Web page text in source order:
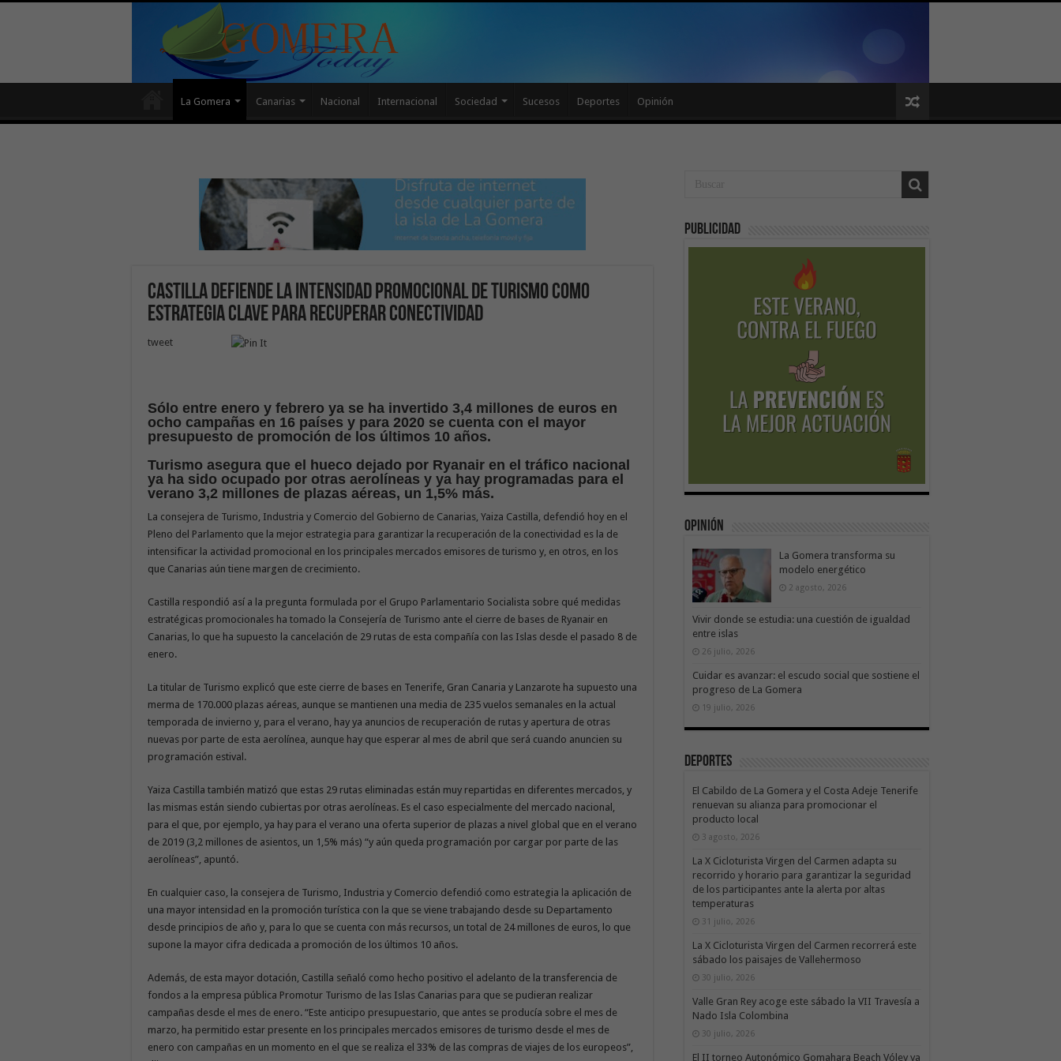
La Gomera Canarias Nacional Internacional Sociedad Sucesos Deportes Opinión
Castilla defiende la intensidad promocional de Turismo como
estrategia clave para recuperar conectividad
tweet
Sólo entre enero y febrero ya se ha invertido 3,4 millones de euros en
ocho campañas en 16 países y para 2020 se cuenta con el mayor
presupuesto de promoción de los últimos 10 años.
Turismo asegura que el hueco dejado por Ryanair en el tráfico nacional
ya ha sido ocupado por otras aerolíneas y ya hay programadas para el
verano 3,2 millones de plazas aéreas, un 1,5% más.
La consejera de Turismo, Industria y Comercio del Gobierno de Canarias, Yaiza Castilla, defendió hoy en el
Pleno del Parlamento que la mejor estrategia para garantizar la recuperación de la conectividad es la de
intensificar la actividad promocional en los principales mercados emisores de turismo y, en otros, en los
que Canarias aún tiene margen de crecimiento.
Castilla respondió así a la pregunta formulada por el Grupo Parlamentario Socialista sobre qué medidas
estratégicas promocionales ha tomado la Consejería de Turismo ante el cierre de bases de Ryanair en
Canarias, lo que ha supuesto la cancelación de 29 rutas de esta compañía con las Islas desde el pasado 8 de
enero.
La titular de Turismo explicó que este cierre de bases en Tenerife, Gran Canaria y Lanzarote ha supuesto una
merma de 170.000 plazas aéreas, aunque se mantienen una media de 235 vuelos semanales en la actual
temporada de invierno y, para el verano, hay ya anuncios de recuperación de rutas y apertura de otras
nuevas por parte de esta aerolínea, aunque hay que esperar al mes de abril que será cuando anuncien su
programación estival.
Yaiza Castilla también matizó que estas 29 rutas eliminadas están muy repartidas en diferentes mercados, y
las mismas están siendo cubiertas por otras aerolíneas. Es el caso especialmente del mercado nacional,
para el que, por ejemplo, ya hay para el verano una oferta superior de plazas a nivel global que en el verano
de 2019 (3,2 millones de asientos, un 1,5% más) “y aún queda programación por cargar por parte de las
aerolíneas”, apuntó.
En cualquier caso, la consejera de Turismo, Industria y Comercio defendió como estrategia la aplicación de
una mayor intensidad en la promoción turística con la que se viene trabajando desde su Departamento
desde principios de año y, para lo que se cuenta con más recursos, un total de 24 millones de euros, lo que
supone la mayor cifra dedicada a promoción de los últimos 10 años.
Además, de esta mayor dotación, Castilla señaló como hecho positivo el adelanto de la transferencia de
fondos a la empresa pública Promotur Turismo de las Islas Canarias para que se pudieran realizar
campañas desde el mes de enero. “Este anticipo presupuestario, que antes se producía sobre el mes de
marzo, ha permitido estar presente en los principales mercados emisores de turismo desde el mes de
enero con campañas en un momento en el que se realiza el 33% de las compras de viajes de los europeos”,
Publicidad
Opinión
La Gomera transforma su
modelo energético
2 agosto, 2026
Vivir donde se estudia: una cuestión de igualdad
entre islas
26 julio, 2026
Cuidar es avanzar: el escudo social que sostiene el
progreso de La Gomera
19 julio, 2026
Deportes
El Cabildo de La Gomera y el Costa Adeje Tenerife
renuevan su alianza para promocionar el
producto local
3 agosto, 2026
La X Cicloturista Virgen del Carmen adapta su
recorrido y horario para garantizar la seguridad
de los participantes ante la alerta por altas
temperaturas
31 julio, 2026
La X Cicloturista Virgen del Carmen recorrerá este
sábado los paisajes de Vallehermoso
30 julio, 2026
Valle Gran Rey acoge este sábado la VII Travesía a
Nado Isla Colombina
30 julio, 2026
El II torneo Autonómico Gomahara Beach Vóley ya